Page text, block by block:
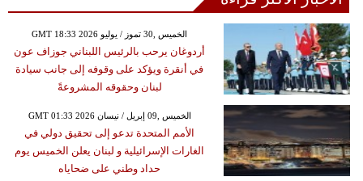
GMT 18:33 2026 الخميس ,30 تموز / يوليو
أردوغان يرحب بالرئيس اللبناني جوزاف عون
في أنقرة ويؤكد على وقوفه إلى جانب سيادة
لبنان وحقوقه المشروعةً
GMT 01:33 2026 الخميس ,09 إبريل / نيسان
الأمم المتحدة تدعو إلى تحقيق دولي في
الغارات الإسرائيلية و لبنان يعلن الخميس يوم
حداد وطني على ضحاياه